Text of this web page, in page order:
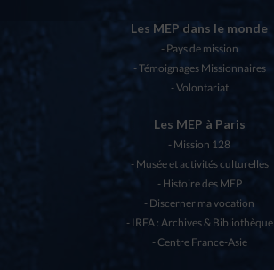
Les MEP dans le monde
Pays de mission
Témoignages Missionnaires
Volontariat
Les MEP à Paris
Mission 128
Musée et activités culturelles
Histoire des MEP
Discerner ma vocation
IRFA : Archives & Bibliothèque
Centre France-Asie